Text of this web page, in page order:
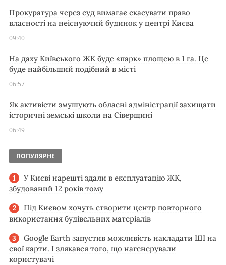
Прокуратура через суд вимагає скасувати право
власності на неіснуючий будинок у центрі Києва
09:40
На даху Київського ЖК буде «парк» площею в 1 га. Це
буде найбільший подібний в місті
06:57
Як активісти змушують обласні адміністрації захищати
історичні земські школи на Сіверщині
06:49
ПОПУЛЯРНЕ
У Києві нарешті здали в експлуатацію ЖК,
збудований 12 років тому
Під Києвом хочуть створити центр повторного
використання будівельних матеріалів
Google Earth запустив можливість накладати ШІ на
свої карти. І злякався того, що нагенерували
користувачі